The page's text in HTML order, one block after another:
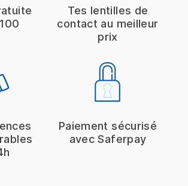
Tes lentilles de
contact au meilleur
prix
Paiement sécurisé
avec Saferpay